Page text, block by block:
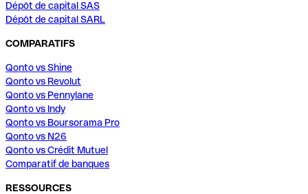
Dépôt de capital SAS
Dépôt de capital SARL
COMPARATIFS
Qonto vs Shine
Qonto vs Revolut
Qonto vs Pennylane
Qonto vs Indy
Qonto vs Boursorama Pro
Qonto vs N26
Qonto vs Crédit Mutuel
Comparatif de banques
RESSOURCES